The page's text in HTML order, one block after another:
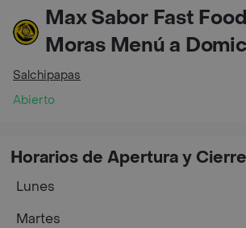
Max Sabor Fast
Moras Menú a
Salchipapas
Abierto
Horarios de Apertura y Cierre
Lunes
Martes